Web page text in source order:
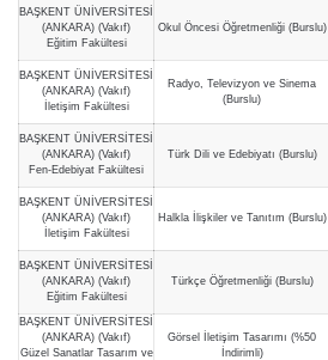
BAŞKENT ÜNİVERSİTESİ
(ANKARA) (Vakıf)
Eğitim Fakültesi
Okul Öncesi Öğretmenliği (Burslu)
BAŞKENT ÜNİVERSİTESİ
(ANKARA) (Vakıf)
İletişim Fakültesi
Radyo, Televizyon ve Sinema
(Burslu)
BAŞKENT ÜNİVERSİTESİ
(ANKARA) (Vakıf)
Fen-Edebiyat Fakültesi
Türk Dili ve Edebiyatı (Burslu)
BAŞKENT ÜNİVERSİTESİ
(ANKARA) (Vakıf)
İletişim Fakültesi
Halkla İlişkiler ve Tanıtım (Burslu)
BAŞKENT ÜNİVERSİTESİ
(ANKARA) (Vakıf)
Eğitim Fakültesi
Türkçe Öğretmenliği (Burslu)
BAŞKENT ÜNİVERSİTESİ
(ANKARA) (Vakıf)
Güzel Sanatlar Tasarım ve
Görsel İletişim Tasarımı (%50
İndirimli)